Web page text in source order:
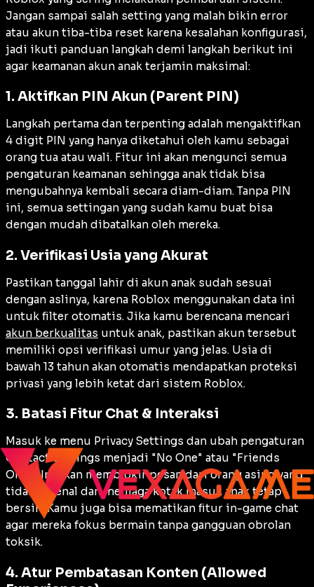
Jangan sampai salah setting yang malah bikin error
atau akun tiba-tiba reset karena kesalahan konfigurasi,
jadi ikuti panduan langkah demi langkah berikut ini
agar keamanan akun anak terjamin maksimal:
1. Aktifkan PIN Akun (Parent PIN)
Langkah pertama dan terpenting adalah mengaktifkan
4 digit PIN yang hanya diketahui oleh kamu sebagai
orang tua atau wali. Fitur ini akan mengunci semua
pengaturan keamanan sehingga anak tidak bisa
mengubahnya kembali secara diam-diam. Tanpa PIN
ini, semua settingan yang sudah kamu buat bisa
dengan mudah dibatalkan oleh mereka.
2. Verifikasi Usia yang Akurat
Pastikan tanggal lahir di akun anak sudah sesuai
dengan aslinya, karena Roblox menggunakan data ini
untuk filter otomatis. Jika kamu berencana mencari
akun berkualitas untuk anak, pastikan akun tersebut
memiliki opsi verifikasi umur yang jelas. Usia di
bawah 13 tahun akan otomatis mendapatkan proteksi
privasi yang lebih ketat dari sistem Roblox.
3. Batasi Fitur Chat & Interaksi
Masuk ke menu Privacy Settings dan ubah pengaturan
Contact Settings menjadi "No One" atau "Friends
Only". Ini akan memblokir pesan dari orang asing yang
tidak dikenal dan menjaga kotak masuk anak tetap
bersih. Kamu juga bisa mematikan fitur in-game chat
agar mereka fokus bermain tanpa gangguan obrolan
toksik.
4. Atur Pembatasan Konten (Allowed